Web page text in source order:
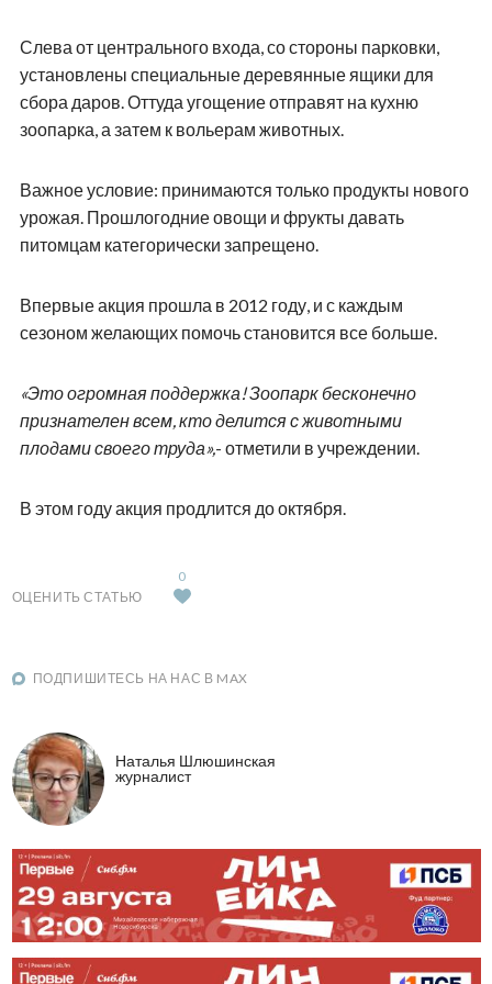
Слева от центрального входа, со стороны парковки,
установлены специальные деревянные ящики для
сбора даров. Оттуда угощение отправят на кухню
зоопарка, а затем к вольерам животных.
Важное условие: принимаются только продукты нового
урожая. Прошлогодние овощи и фрукты давать
питомцам категорически запрещено.
Впервые акция прошла в 2012 году, и с каждым
сезоном желающих помочь становится все больше.
«Это огромная поддержка! Зоопарк бесконечно
признателен всем, кто делится с животными
плодами своего труда»,- отметили в учреждении.
В этом году акция продлится до октября.
ОЦЕНИТЬ СТАТЬЮ
0
ПОДПИШИТЕСЬ НА НАС В MAX
Наталья Шлюшинская
журналист